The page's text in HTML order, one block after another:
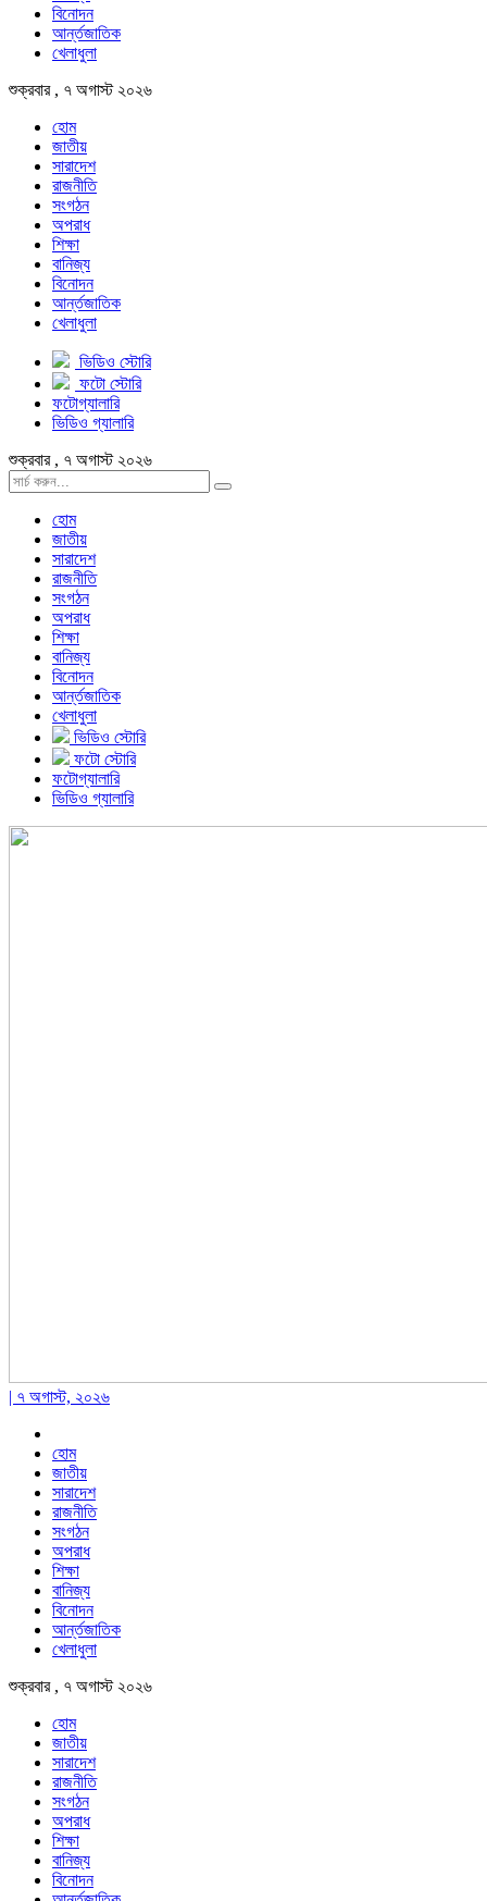
বিনোদন
আর্ন্তজাতিক
খেলাধুলা
শুক্রবার , ৭ অগাস্ট ২০২৬
হোম
জাতীয়
সারাদেশ
রাজনীতি
সংগঠন
অপরাধ
শিক্ষা
বানিজ্য
বিনোদন
আর্ন্তজাতিক
খেলাধুলা
ভিডিও স্টোরি
ফটো স্টোরি
ফটোগ্যালারি
ভিডিও গ্যালারি
শুক্রবার , ৭ অগাস্ট ২০২৬
হোম
জাতীয়
সারাদেশ
রাজনীতি
সংগঠন
অপরাধ
শিক্ষা
বানিজ্য
বিনোদন
আর্ন্তজাতিক
খেলাধুলা
ভিডিও স্টোরি
ফটো স্টোরি
ফটোগ্যালারি
ভিডিও গ্যালারি
| ৭ অগাস্ট, ২০২৬
হোম
জাতীয়
সারাদেশ
রাজনীতি
সংগঠন
অপরাধ
শিক্ষা
বানিজ্য
বিনোদন
আর্ন্তজাতিক
খেলাধুলা
শুক্রবার , ৭ অগাস্ট ২০২৬
হোম
জাতীয়
সারাদেশ
রাজনীতি
সংগঠন
অপরাধ
শিক্ষা
বানিজ্য
বিনোদন